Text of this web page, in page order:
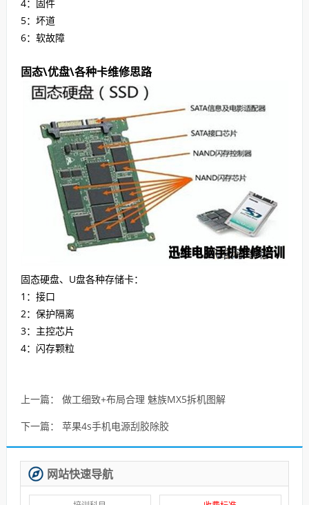
4：固件
5：坏道
6：软故障
固态\优盘\各种卡维修思路
固态硬盘、U盘各种存储卡：
1：接口
2：保护隔离
3：主控芯片
4：闪存颗粒
上一篇： 做工细致+布局合理 魅族MX5拆机图解
下一篇： 苹果4s手机电源刮胶除胶
网站快速导航